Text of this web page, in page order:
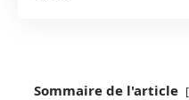
Sommaire de l'article